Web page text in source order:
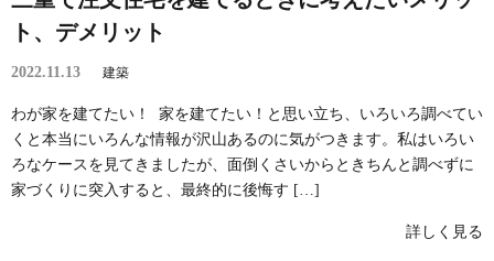
ト、デメリット
2022.11.13 建築
わが家を建てたい！ 家を建てたい！と思い立ち、いろいろ調べてい
くと本当にいろんな情報が沢山あるのに気がつきます。私はいろい
ろなケースを見てきましたが、面倒くさいからときちんと調べずに
家づくりに突入すると、最終的に後悔す […]
詳しく見る